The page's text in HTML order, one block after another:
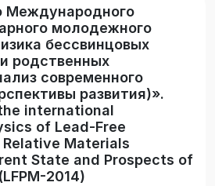
Международного
молодежного
бессвинцовых
родственных
современного
развития)».
international
of Lead-Free
Materials
State and Prospects of
2014)